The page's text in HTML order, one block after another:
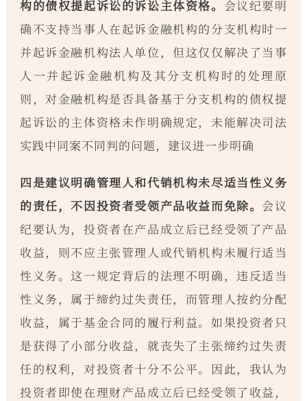
构的债权提起诉讼的诉讼主体资格。 会议纪要明
确不支持当事人在起诉金融机构的分支机构时一
并起诉金融机构法人单位，但这仅仅解决了当事
人一并起诉金融机构及其分支机构时的处理原
则，对金融机构是否具备基于分支机构的债权提
起诉讼的主体资格未作明确规定，未能解决司法
实践中同案不同判的问题，建议进一步明确
四是建议明确管理人和代销机构未尽适当性义务
的责任，不因投资者受领产品收益而免除。 会议
纪要认为，投资者在产品成立后已经受领了产品
收益，则不应主张管理人或代销机构未履行适当
性义务。这一规定背后的法理不明确，违反适当
性义务，属于缔约过失责任，而管理人按约分配
收益，属于基金合同的履行利益。如果投资者只
是获得了小部分收益，就丧失了主张缔约过失责
任的权利，对投资者十分不公平。因此，我认为
投资者即使在理财产品成立后已经受领了收益，